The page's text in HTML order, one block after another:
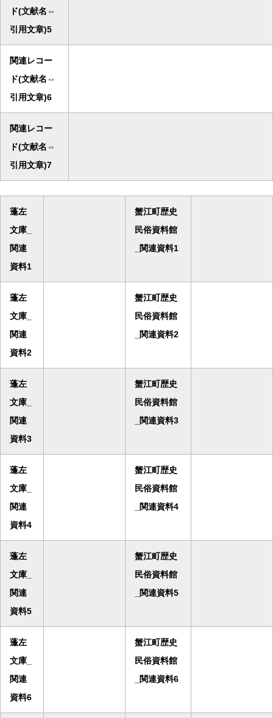
ド(文献名⇔
引用文章)5
関連レコー
ド(文献名⇔
引用文章)6
関連レコー
ド(文献名⇔
引用文章)7
蓬左
文庫_
関連
資料1
蟹江町歴史
民俗資料館
_関連資料1
蓬左
文庫_
関連
資料2
蟹江町歴史
民俗資料館
_関連資料2
蓬左
文庫_
関連
資料3
蟹江町歴史
民俗資料館
_関連資料3
蓬左
文庫_
関連
資料4
蟹江町歴史
民俗資料館
_関連資料4
蓬左
文庫_
関連
資料5
蟹江町歴史
民俗資料館
_関連資料5
蓬左
文庫_
関連
資料6
蟹江町歴史
民俗資料館
_関連資料6